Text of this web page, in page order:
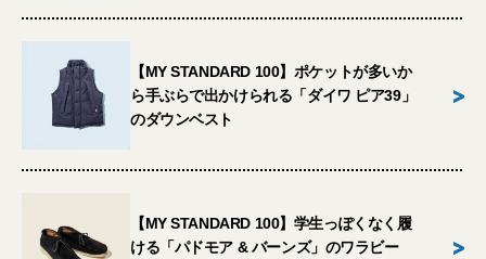
【MY STANDARD 100】ポケットが多いか
ら手ぶらで出かけられる「ダイワ ピア39」
のダウンベスト
>
【MY STANDARD 100】学生っぽくなく履
ける「パドモア & バーンズ」のワラビー
>